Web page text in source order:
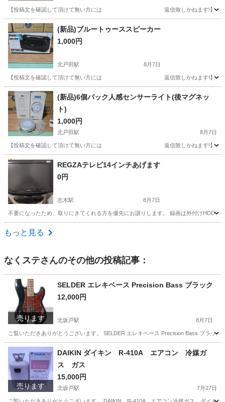
【投稿文を確認して頂けて無い方には 返信致しかねます!】
埼玉 蕨市 北戸田駅 電話、ＦＡＸ
(新品)ブルートゥーススピーカー
1,000円
北戸田駅 8月7日
【投稿文を確認して頂けて無い方には 返信致しかねます!】
埼玉 蕨市 北戸田駅 その他 新品
(新品)6個パック人感センサーライト(後マグネッ
ト)
1,000円
北戸田駅 8月7日
【投稿文を確認して頂けて無い方には 返信致しかねます!】
埼玉 蕨市 その他
REGZAテレビ14インチあげます
0円
志木駅 8月7日
不要になったため、取りにきてくれる方を優先にお譲りします。 録画は外付けHDDで
埼玉 志木市
もっと見る
なくステさんのその他の投稿記事：
売ります
SELDER エレキベース Precision Bass ブラック
12,000円
北坂戸駅 8月7日
ご覧いただきありがとうございます。 SELDER エレキベース Precision Bass ブラッ
埼玉 坂戸市 弦楽器、ギター
売ります
DAIKIN ダイキン R-410A エアコン 冷媒ガ
ス ガス
15,000円
北坂戸駅 7月27日